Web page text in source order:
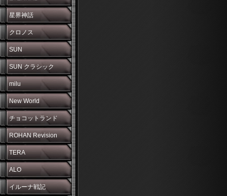
星界神話
クロノス
SUN
SUN クラシック
milu
New World
チョコットランド
ROHAN Revision
TERA
ALO
イルーナ戦記